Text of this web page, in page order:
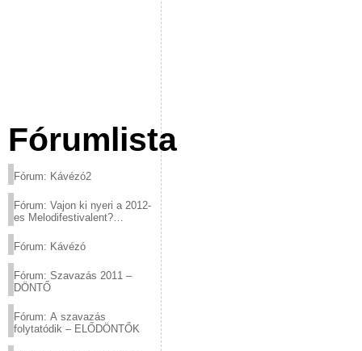
Fórumlista
Fórum: Kávézó2
Fórum: Vajon ki nyeri a 2012-
es Melodifestivalent?
Fórum: Kávézó
Fórum: Szavazás 2011 –
DÖNTŐ
Fórum: A szavazás
folytatódik – ELŐDÖNTŐK